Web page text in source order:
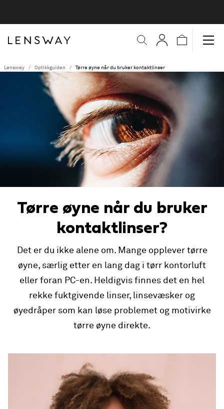
Lensway Optikkguiden Tørre øyne når du bruker kontaktlinser
Tørre øyne når du bruker
kontaktlinser?
Det er du ikke alene om. Mange opplever tørre
øyne, særlig etter en lang dag i tørr kontorluft
eller foran PC-en. Heldigvis finnes det en hel
rekke fuktgivende linser, linsevæsker og
øyedråper som kan løse problemet og motivirke
tørre øyne direkte.